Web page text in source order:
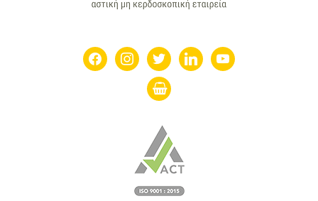
facebookinstagramtwitter linkedin youtube
shopping-
basket